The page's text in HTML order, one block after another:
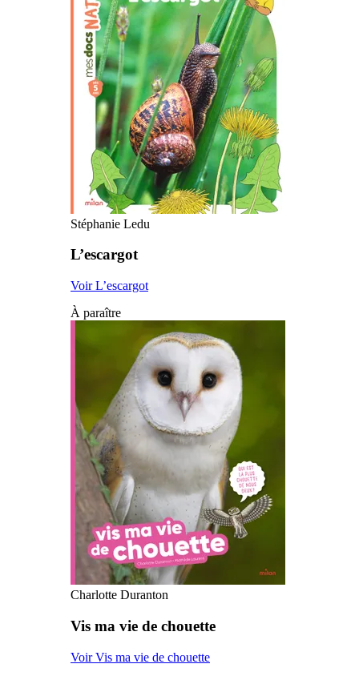
Stéphanie Ledu
L’escargot
Voir L’escargot
À paraître
Charlotte Duranton
Vis ma vie de chouette
Voir Vis ma vie de chouette